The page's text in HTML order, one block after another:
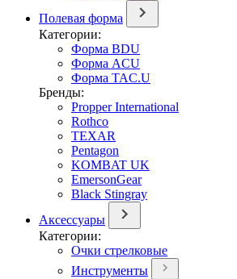
Полевая форма
Категории:
Форма BDU
Форма ACU
Форма TAC.U
Бренды:
Propper International
Rothco
TEXAR
Pentagon
KOMBAT UK
EmersonGear
Black Stingray
Аксессуары
Категории:
Очки стрелковые
Инструменты